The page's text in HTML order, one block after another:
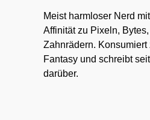
Meist harmloser Nerd
Affinität zu Pixeln,
Zahnrädern. Konsumiert
Fantasy und schreibt
darüber.